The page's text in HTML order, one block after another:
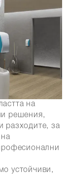
на
решения,
разходите, за
устойчиви,